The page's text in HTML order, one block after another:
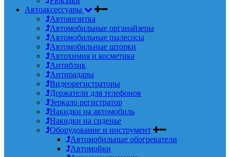
Автоаксессуары
Автовизитка
Автомобильные органайзеры
Автомобильные пылесосы
Автомобильные шторки
Автохимия и косметика
Антиблик
Антирадары
Видеорегистраторы
Держатели для телефонов
Зеркало регистратор
Накидки на автомобиль
Накидки на сиденье
Оборудование и инструмент
Автомобильные обогреватели
Автомойки